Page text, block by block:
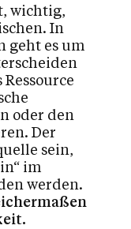
wichtig,
In
geht es um
oder den
Der
sein,
im
werden.